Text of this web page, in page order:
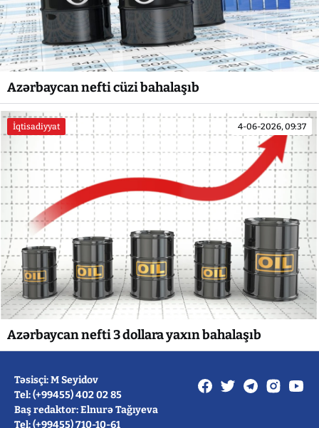
Azərbaycan nefti cüzi bahalaşıb
İqtisadiyyat 4-06-2026, 09:37
Azərbaycan nefti 3 dollara yaxın bahalaşıb
Təsisçi: M Seyidov
Tel: (+99455) 402 02 85
Baş redaktor: Elnurə Tağıyeva
Tel: (+99455) 710-10-61